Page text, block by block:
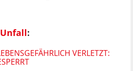
Unfall:
VERLETZT: